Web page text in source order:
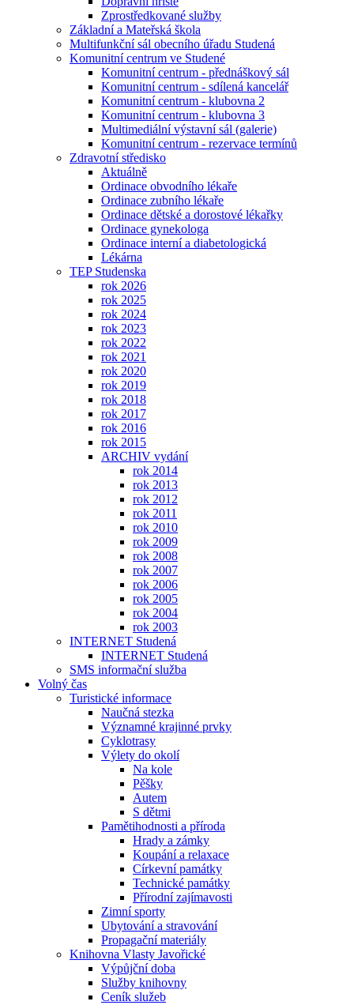
Zprostředkované služby
Základní a Mateřská škola
Multifunkční sál obecního úřadu Studená
Komunitní centrum ve Studené
Komunitní centrum - přednáškový sál
Komunitní centrum - sdílená kancelář
Komunitní centrum - klubovna 2
Komunitní centrum - klubovna 3
Multimediální výstavní sál (galerie)
Komunitní centrum - rezervace termínů
Zdravotní středisko
Aktuálně
Ordinace obvodního lékaře
Ordinace zubního lékaře
Ordinace dětské a dorostové lékařky
Ordinace gynekologa
Ordinace interní a diabetologická
Lékárna
TEP Studenska
rok 2026
rok 2025
rok 2024
rok 2023
rok 2022
rok 2021
rok 2020
rok 2019
rok 2018
rok 2017
rok 2016
rok 2015
ARCHIV vydání
rok 2014
rok 2013
rok 2012
rok 2011
rok 2010
rok 2009
rok 2008
rok 2007
rok 2006
rok 2005
rok 2004
rok 2003
INTERNET Studená
INTERNET Studená
SMS informační služba
Volný čas
Turistické informace
Naučná stezka
Významné krajinné prvky
Cyklotrasy
Výlety do okolí
Na kole
Pěšky
Autem
S dětmi
Pamětihodnosti a příroda
Hrady a zámky
Koupání a relaxace
Církevní památky
Technické památky
Přírodní zajímavosti
Zimní sporty
Ubytování a stravování
Propagační materiály
Knihovna Vlasty Javořické
Výpůjční doba
Služby knihovny
Ceník služeb